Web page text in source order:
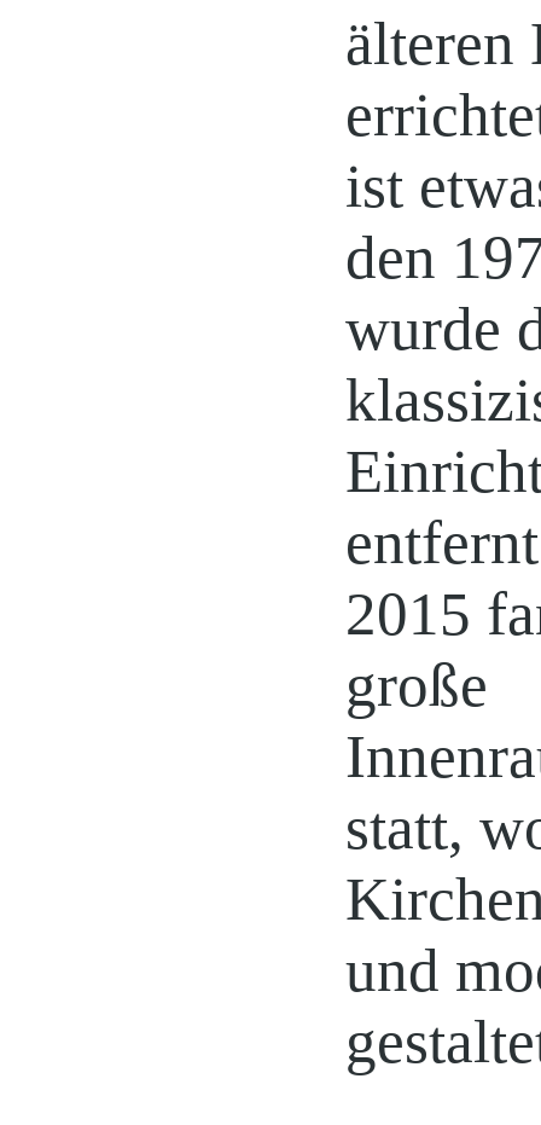
älteren
ist
den
wurde
2015
große
statt,
und